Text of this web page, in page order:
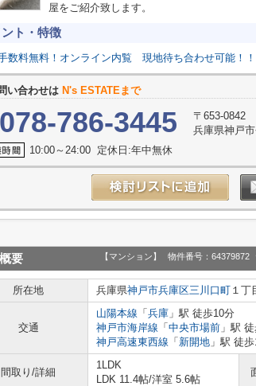
屋をご紹介致します。
ト・特徴
数料無料！オンライン内覧 現地待ち合わせ可能！！
い合わせは N's ESTATEまで
078-786-3445
〒653-0842
兵庫県神戸
10:00～24:00 定休日:年中無休
要 【マンション】 物件番号：64379872
所在地 兵庫県神戸市兵庫区三川口町 １丁
交通
山陽本線 「 兵庫 」駅 徒歩10分
神戸市海岸線 「 中央市場前 」駅
神戸高速東西線 「 新開地 」駅 徒
間取り/詳細
1LDK
LDK 11.4帖/洋室 5.6帖